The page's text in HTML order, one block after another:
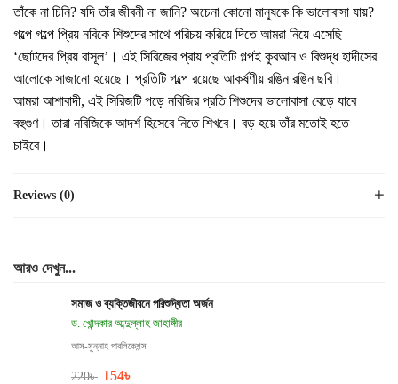
তাঁকে না চিনি? যদি তাঁর জীবনী না জানি? অচেনা কোনো মানুষকে কি ভালোবাসা যায়?
গল্পে গল্পে প্রিয় নবিকে শিশুদের সাথে পরিচয় করিয়ে দিতে আমরা নিয়ে এসেছি
‘ছোটদের প্রিয় রাসূল’। এই সিরিজের প্রায় প্রতিটি গল্পই কুরআন ও বিশুদ্ধ হাদীসের
আলোকে সাজানো হয়েছে। প্রতিটি গল্পে রয়েছে আকর্ষণীয় রঙিন রঙিন ছবি।
আমরা আশাবাদী, এই সিরিজটি পড়ে নবিজির প্রতি শিশুদের ভালোবাসা বেড়ে যাবে
বহুগুণ। তারা নবিজিকে আদর্শ হিসেবে নিতে শিখবে। বড় হয়ে তাঁর মতোই হতে
চাইবে।
Reviews (0)
আরও দেখুন...
সমাজ ও ব্যক্তিজীবনে পরিশুদ্ধিতা অর্জন
ড. খোন্দকার আব্দুল্লাহ জাহাঙ্গীর
আস-সুন্নাহ পাবলিকেশন্স
220৳ 154৳